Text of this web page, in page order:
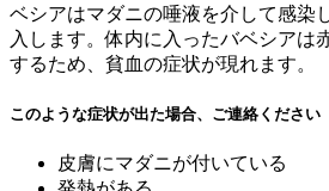
ベシアはマダニの唾液を介して感染
入します。体内に入ったバベシアは
するため、貧血の症状が現れます。
このような症状が出た場合、ご連絡ください
皮膚にマダニが付いている